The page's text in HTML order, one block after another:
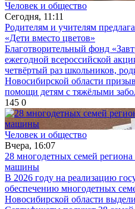
Человек и общество
Сегодня, 11:11
Родителям и учителям
«Дети вместо цветов»
Благотворительный фонд
ежегодной всероссийской
четвёртый раз школьников,
Новосибирской области
помощи детям с тяжёлыми
145 0
Человек и общество
Вчера, 16:07
28 многодетных семей
машины
В 2026 году на реализацию
обеспечению многодетных
Новосибирской области